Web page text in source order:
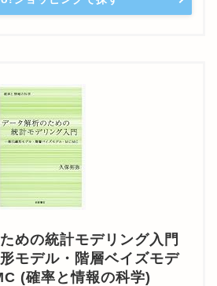
めの統計モデリング入門
モデル・階層ベイズモデ
(確率と情報の科学)